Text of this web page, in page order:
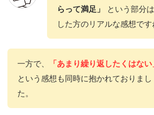
らって満足」
という部分
した方のリアルな感想です
一方で、
「あまり繰り返したくはない
という感想も同時に抱かれておりまし
た。